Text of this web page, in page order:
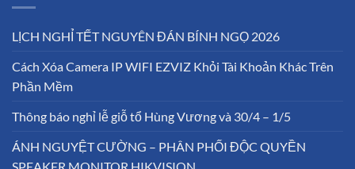
LỊCH NGHỈ TẾT NGUYÊN ĐÁN BÍNH NGỌ 2026
Cách Xóa Camera IP WIFI EZVIZ Khỏi Tài Khoản Khác Trên
Phần Mềm
Thông báo nghỉ lễ giỗ tổ Hùng Vương và 30/4 – 1/5
ÁNH NGUYỆT CƯỜNG – PHÂN PHỐI ĐỘC QUYỀN